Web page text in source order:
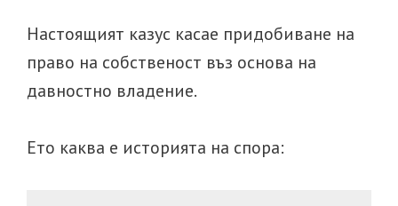
Настоящият казус касае придобиване на
право на собственост въз основа на
давностно владение.
Ето каква е историята на спора: